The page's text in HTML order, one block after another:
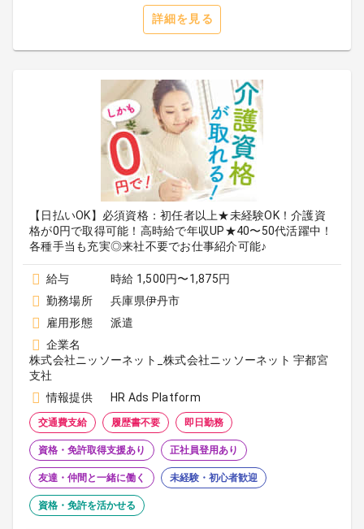
詳細を見る
【日払いOK】必須資格：初任者以上★未経験OK！介護資
格が0円で取得可能！高時給で年収UP★40〜50代活躍中！
各種手当も充実◎来社不要でお仕事紹介可能♪
給与
時給 1,500円〜1,875円
勤務場所
兵庫県伊丹市
雇用形態
派遣
企業名
株式会社ニッソーネット_株式会社ニッソーネット 宇都宮
支社
情報提供
HR Ads Platform
交通費支給 履歴書不要 即日勤務
資格・免許取得支援あり 正社員登用あり
友達・仲間と一緒に働く 未経験・初心者歓迎
資格・免許を活かせる